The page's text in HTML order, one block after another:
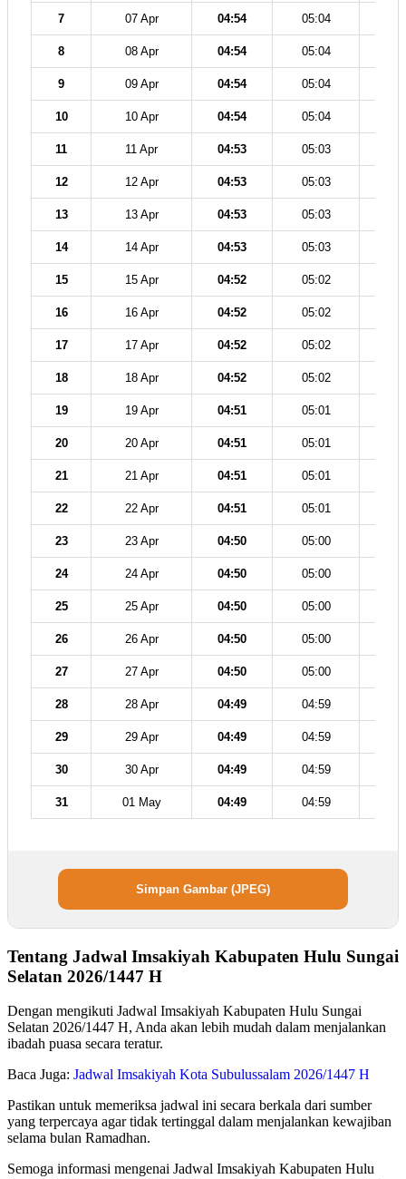
7 07 Apr 04:54 05:04
8 08 Apr 04:54 05:04
9 09 Apr 04:54 05:04
10 10 Apr 04:54 05:04
11 11 Apr 04:53 05:03
12 12 Apr 04:53 05:03
13 13 Apr 04:53 05:03
14 14 Apr 04:53 05:03
15 15 Apr 04:52 05:02
16 16 Apr 04:52 05:02
17 17 Apr 04:52 05:02
18 18 Apr 04:52 05:02
19 19 Apr 04:51 05:01
20 20 Apr 04:51 05:01
21 21 Apr 04:51 05:01
22 22 Apr 04:51 05:01
23 23 Apr 04:50 05:00
24 24 Apr 04:50 05:00
25 25 Apr 04:50 05:00
26 26 Apr 04:50 05:00
27 27 Apr 04:50 05:00
28 28 Apr 04:49 04:59
29 29 Apr 04:49 04:59
30 30 Apr 04:49 04:59
31 01 May 04:49 04:59
Simpan Gambar (JPEG)
Tentang Jadwal Imsakiyah Kabupaten Hulu Sungai
Selatan 2026/1447 H
Dengan mengikuti Jadwal Imsakiyah Kabupaten Hulu Sungai
Selatan 2026/1447 H, Anda akan lebih mudah dalam menjalankan
ibadah puasa secara teratur.
Baca Juga: Jadwal Imsakiyah Kota Subulussalam 2026/1447 H
Pastikan untuk memeriksa jadwal ini secara berkala dari sumber
yang terpercaya agar tidak tertinggal dalam menjalankan kewajiban
selama bulan Ramadhan.
Semoga informasi mengenai Jadwal Imsakiyah Kabupaten Hulu